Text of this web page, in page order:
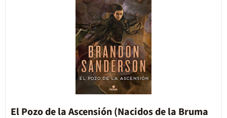
El Pozo de la Ascensión (Nacidos de la Bruma